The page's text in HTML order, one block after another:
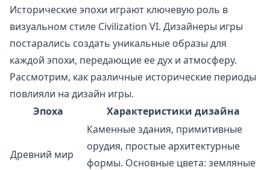
Исторические эпохи играют ключевую роль в
визуальном стиле Civilization VI. Дизайнеры игры
постарались создать уникальные образы для
каждой эпохи, передающие ее дух и атмосферу.
Рассмотрим, как различные исторические периоды
повлияли на дизайн игры.
Эпоха
Характеристики дизайна
Древний мир
Каменные здания, примитивные
орудия, простые архитектурные
формы. Основные цвета: земляные